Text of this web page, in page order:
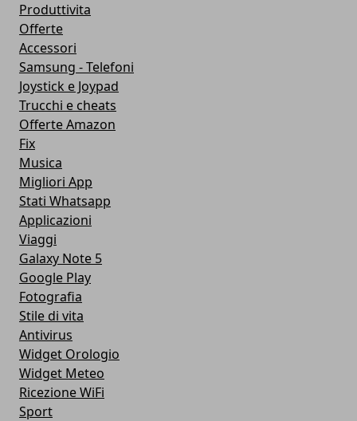
Produttivita
Offerte
Accessori
Samsung - Telefoni
Joystick e Joypad
Trucchi e cheats
Offerte Amazon
Fix
Musica
Migliori App
Stati Whatsapp
Applicazioni
Viaggi
Galaxy Note 5
Google Play
Fotografia
Stile di vita
Antivirus
Widget Orologio
Widget Meteo
Ricezione WiFi
Sport